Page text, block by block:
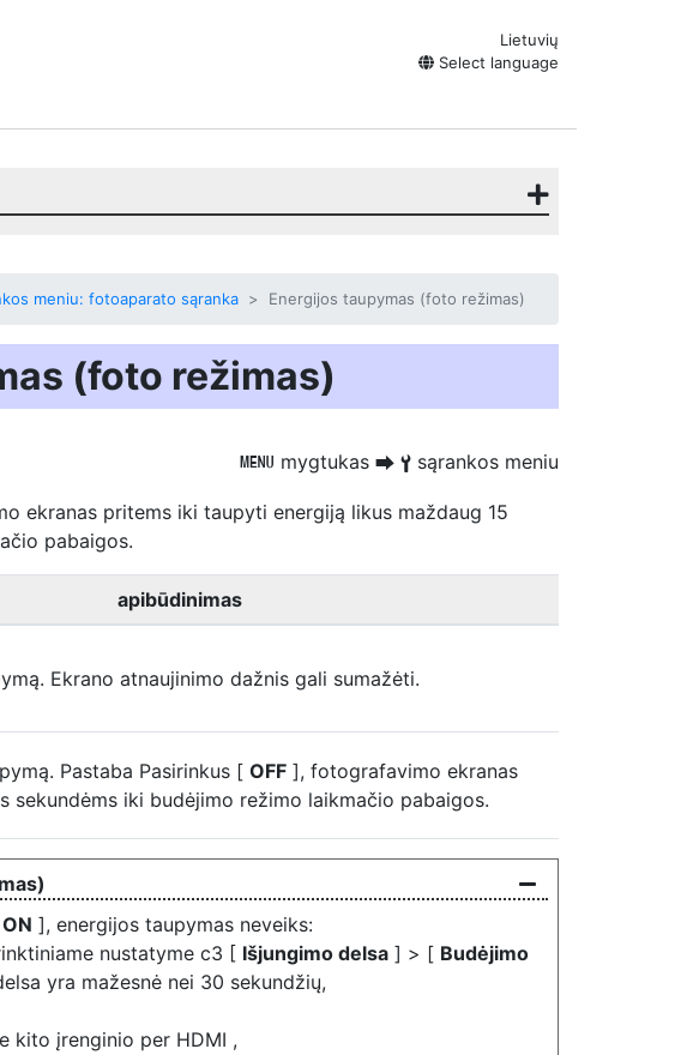
Lietuvių
Select language
meniu: fotoaparato sąranka Energijos taupymas (foto režimas)
(foto režimas)
G mygtukas U B sąrankos meniu
ekranas pritems iki taupyti energiją likus maždaug 15
pabaigos.
apibūdinimas
Ekrano atnaujinimo dažnis gali sumažėti.
Pastaba Pasirinkus [ OFF ], fotografavimo ekranas
sekundėms iki budėjimo režimo laikmačio pabaigos.
ON ], energijos taupymas neveiks:
nustatyme c3 [ Išjungimo delsa ] > [ Budėjimo
yra mažesnė nei 30 sekundžių,
kito įrenginio per HDMI ,